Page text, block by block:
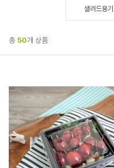
샐러드용기
총 50개 상품